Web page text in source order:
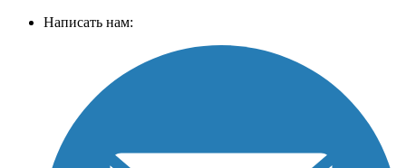
Написать нам: